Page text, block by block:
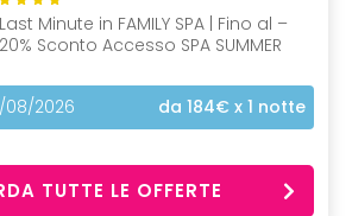
Last Minute in FAMILY SPA | Fino al –
20% Sconto Accesso SPA SUMMER
2026
da 184€ x 1 notte
TUTTE LE OFFERTE